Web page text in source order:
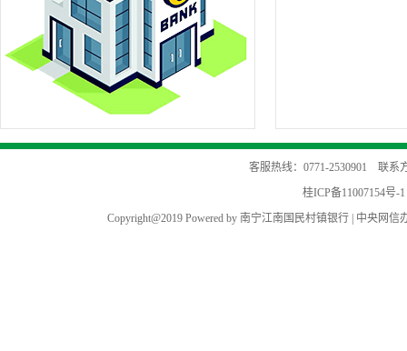
客服热线：0771-2530901 联系
桂ICP备11007154号-1
Copyright@2019 Powered by 南宁江南国民村镇银行 | 中央网信